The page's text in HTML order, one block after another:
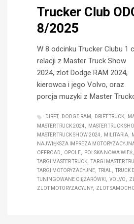
Trucker Club
8/2025
W 8 odcinku Trucker Clubu 1
relacji z Master Truck Show
2024, zlot Dodge RAM 2024,
kierowca i jego Volvo, oraz
porcja muzyki z Master
DIRFT DODGE RAM DRIFT TRUCK
MASTER TRUCK 2024
MASTER TRUCK
MASTER TRUCK SHOW 2024
MILITARIA
NAJWIĘKSZA IMPREZA
OFFROAD
OPOLE POLSKA NOWA WIEŚ
TARGI MASTER TRUCK
TARGI MASTER
TARGI MOTORYZACYJNE
TRIAL TRUCK
TUNINGOWANE CIĘŻARÓWKI
VOLVO
ZLOT MOTORYZACYJNY
ZLOT